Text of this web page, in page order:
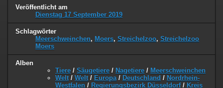
Veröffentlicht am
Dienstag 17 September 2019
Schlagwörter
Meerschweinchen, Moers, Streichelzoo, Streichelzoo
Moers
Alben
Tiere / Säugetiere / Nagetiere / Meerschweinchen
Welt / Welt / Europa / Deutschland / Nordrhein-
Westfalen / Regierungsbezirk Düsseldorf/ Kreis